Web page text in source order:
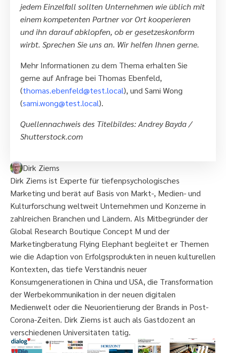
jedem Einzelfall sollten Unternehmen wie üblich mit
einem kompetenten Partner vor Ort kooperieren
und ihn darauf abklopfen, ob er gesetzeskonform
wirbt. Sprechen Sie uns an. Wir helfen Ihnen gerne.
Mehr Informationen zu dem Thema erhalten Sie
gerne auf Anfrage bei Thomas Ebenfeld,
(thomas.ebenfeld@test.local), und Sami Wong
(sami.wong@test.local).
Quellennachweis des Titelbildes: Andrey Bayda /
Shutterstock.com
Dirk Ziems
Dirk Ziems ist Experte für tiefenpsychologisches
Marketing und berät auf Basis von Markt-, Medien- und
Kulturforschung weltweit Unternehmen und Konzerne in
zahlreichen Branchen und Ländern. Als Mitbegründer der
Global Research Boutique Concept M und der
Marketingberatung Flying Elephant begleitet er Themen
wie die Adaption von Erfolgsprodukten in neuen kulturellen
Kontexten, das tiefe Verständnis neuer
Konsumgenerationen in China und USA, die Transformation
der Werbekommunikation in der neuen digitalen
Medienwelt oder die Neuorientierung der Brands in Post-
Corona-Zeiten. Dirk Ziems ist auch als Gastdozent an
verschiedenen Universitäten tätig.